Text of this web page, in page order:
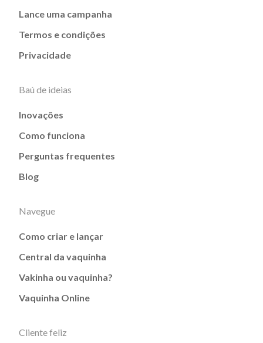
Lance uma campanha
Termos e condições
Privacidade
Baú de ideias
Inovações
Como funciona
Perguntas frequentes
Blog
Navegue
Como criar e lançar
Central da vaquinha
Vakinha ou vaquinha?
Vaquinha Online
Cliente feliz